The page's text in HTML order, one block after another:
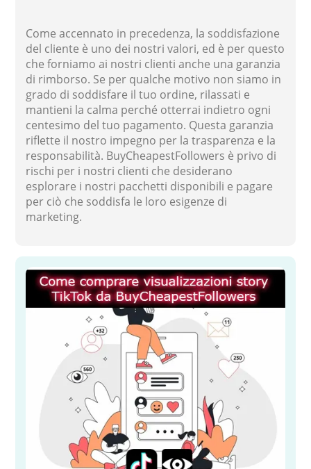
Come accennato in precedenza, la soddisfazione
del cliente è uno dei nostri valori, ed è per questo
che forniamo ai nostri clienti anche una garanzia
di rimborso. Se per qualche motivo non siamo in
grado di soddisfare il tuo ordine, rilassati e
mantieni la calma perché otterrai indietro ogni
centesimo del tuo pagamento. Questa garanzia
riflette il nostro impegno per la trasparenza e la
responsabilità. BuyCheapestFollowers è privo di
rischi per i nostri clienti che desiderano
esplorare i nostri pacchetti disponibili e pagare
per ciò che soddisfa le loro esigenze di
marketing.